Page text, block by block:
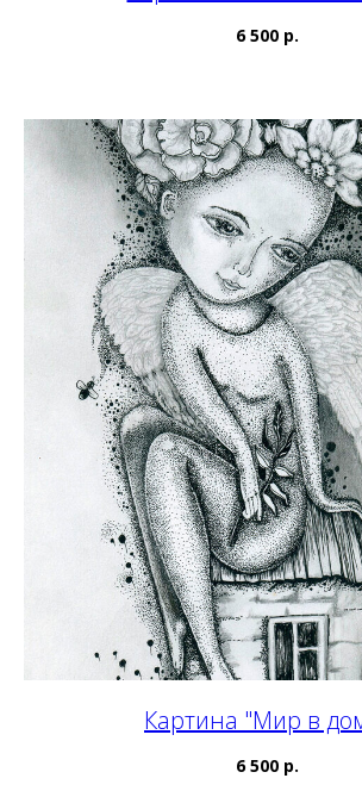
6 500 р.
Картина "Мир в
6 500 р.